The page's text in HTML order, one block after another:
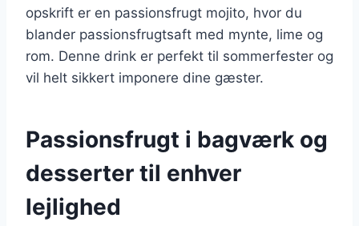
opskrift er en passionsfrugt mojito, hvor du
blander passionsfrugtsaft med mynte, lime og
rom. Denne drink er perfekt til sommerfester og
vil helt sikkert imponere dine gæster.
Passionsfrugt i bagværk og
desserter til enhver
lejlighed